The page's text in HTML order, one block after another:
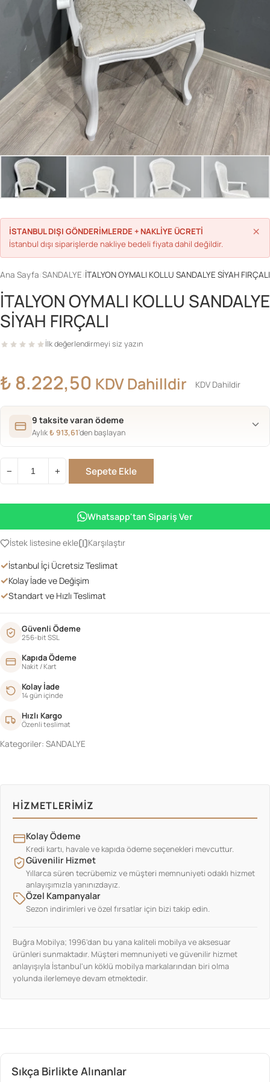
Parolanızı mı unuttunuz?
Hesap Oluştur
İSTANBUL DIŞI GÖNDERİMLERDE + NAKLİYE ÜCRETİ
İstanbul dışı siparişlerde nakliye bedeli fiyata dahil değildir.
×
Ana Sayfa SANDALYE İTALYON OYMALI KOLLU SANDALYE SİYAH FIRÇALI
İTALYON OYMALI KOLLU SANDALYE
SİYAH FIRÇALI
İlk değerlendirmeyi siz yazın
₺8.222,50 KDV Dahilldir KDV Dahildir
9 taksite varan ödeme
Aylık₺913,61’den başlayan
−
İTALYON
KOLLU
SİYAH
adet
+ Sepete Ekle
Whatsapp'tan Sipariş Ver
İstek listesine ekle Karşılaştır
✓İstanbul İçi Ücretsiz Teslimat
✓Kolay İade ve Değişim
✓Standart ve Hızlı Teslimat
Güvenli Ödeme
256-bit SSL
Kapıda Ödeme
Nakit / Kart
Kolay İade
14 gün içinde
Hızlı Kargo
Özenli teslimat
Kategoriler: SANDALYE
HIZMETLERIMIZ
Kolay Ödeme
Kredi kartı, havale ve kapıda ödeme seçenekleri mevcuttur.
Güvenilir Hizmet
Yıllarca süren tecrübemiz ve müşteri memnuniyeti odaklı hizmet
anlayışımızla yanınızdayız.
Özel Kampanyalar
Sezon indirimleri ve özel fırsatlar için bizi takip edin.
Buğra Mobilya; 1996'dan bu yana kaliteli mobilya ve aksesuar
ürünleri sunmaktadır. Müşteri memnuniyeti ve güvenilir hizmet
anlayışıyla İstanbul'un köklü mobilya markalarından biri olma
yolunda ilerlemeye devam etmektedir.
Sıkça Birlikte Alınanlar